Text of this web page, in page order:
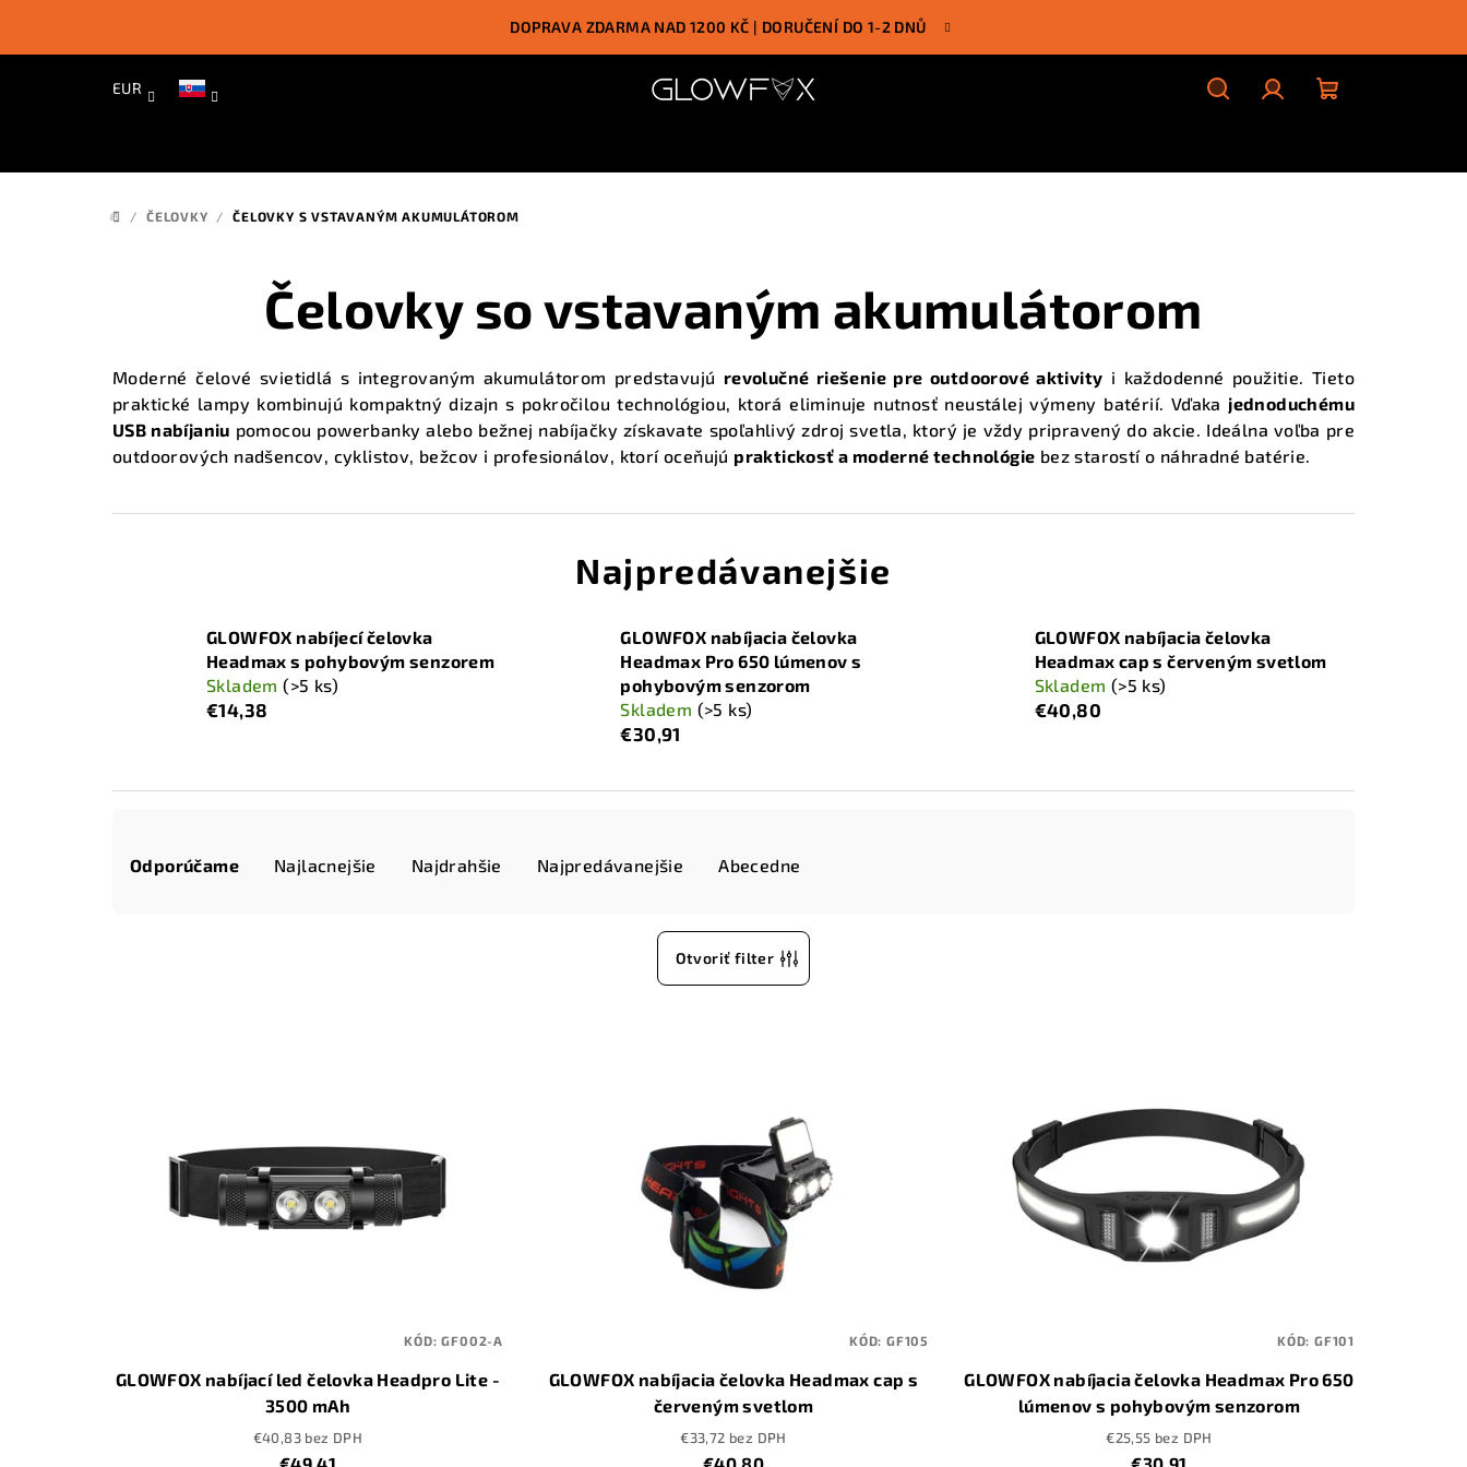
DOPRAVA ZDARMA NAD 1200 KČ | DORUČENÍ DO 1-2 DNŮ
EUR
DOMOV
/ ČELOVKY / ČELOVKY S VSTAVANÝM AKUMULÁTOROM
Čelovky so vstavaným akumulátorom
Moderné čelové svietidlá s integrovaným akumulátorom predstavujú revolučné riešenie pre outdoorové aktivity i každodenné použitie. Tieto
praktické lampy kombinujú kompaktný dizajn s pokročilou technológiou, ktorá eliminuje nutnosť neustálej výmeny batérií. Vďaka jednoduchému
USB nabíjaniu pomocou powerbanky alebo bežnej nabíjačky získavate spoľahlivý zdroj svetla, ktorý je vždy pripravený do akcie. Ideálna voľba pre
outdoorových nadšencov, cyklistov, bežcov i profesionálov, ktorí oceňujú praktickosť a moderné technológie bez starostí o náhradné batérie.
Najpredávanejšie
GLOWFOX nabíjecí čelovka
Headmax s pohybovým senzorem
Skladem(>5 ks)
€14,38
GLOWFOX nabíjacia čelovka
Headmax Pro 650 lúmenov s
pohybovým senzorom
Skladem (>5 ks)
€30,91
GLOWFOX nabíjacia čelovka
Headmax cap s červeným svetlom
Skladem (>5 ks)
€40,80
a
t
Odporúčame Najlacnejšie Najdrahšie Najpredávanejšie Abecedne
Otvoriť filter
d
GLOWFOX nabíjací led čelovka Headpro Lite -
3500 mAh
€40,83 bez DPH
KÓD:GF002-A
GLOWFOX nabíjacia čelovka Headmax cap s
červeným svetlom
€33,72 bez DPH
KÓD: GF105
GLOWFOX nabíjacia čelovka Headmax Pro 650
lúmenov s pohybovým senzorom
€25,55 bez DPH
KÓD: GF101